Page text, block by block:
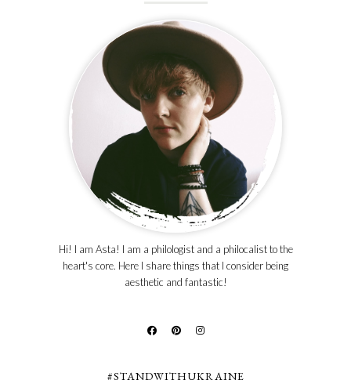
Hi! I am Asta! I am a philologist and a philocalist to the
heart's core. Here I share things that I consider being
aesthetic and fantastic!
#STANDWITHUKRAINE